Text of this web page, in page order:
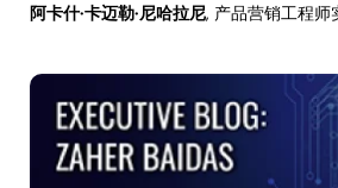
阿卡什·卡迈勒·尼哈拉尼, 产品营销工程师